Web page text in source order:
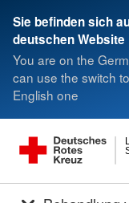
Sie befinden sich
deutschen Website
You are on the
can use the switch
English one